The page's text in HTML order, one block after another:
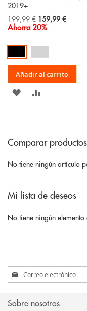
2019+
199,99 € Special
Price
159,99 €
Ahorra 20%
Añadir al carrito
AÑADIR
LISTA
DE
Comparar productos
No tiene ningún artículo
Mi lista de deseos
No tiene ningún elemento
Inscríbase
a
nuestro
boletín
Sobre nosotros